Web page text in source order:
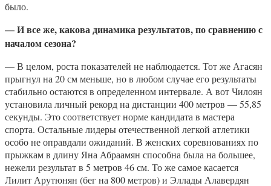
было.
— И все же, какова динамика результатов, по сравнению с
началом сезона?
— В целом, роста показателей не наблюдается. Тот же Агасян
прыгнул на 20 см меньше, но в любом случае его результаты
стабильно остаются в определенном интервале. А вот Чилоян
установила личный рекорд на дистанции 400 метров — 55,85
секунды. Это соответствует норме кандидата в мастера
спорта. Остальные лидеры отечественной легкой атлетики
особо не оправдали ожиданий. В женских соревнованиях по
прыжкам в длину Яна Абраамян способна была на большее,
нежели результат в 5 метров 46 см. То же самое касается
Лилит Арутюнян (бег на 800 метров) и Эллады Алавердян